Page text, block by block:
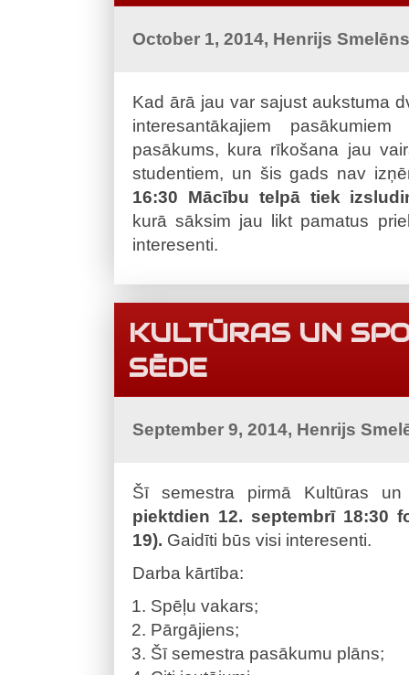
October 1, 2014, Henrijs
Kad ārā jau var sajust aukstuma
interesantākajiem
pasākums, kura rīkošana jau
studentiem, un šis gads nav
16:30 Mācību telpā tiek
kurā sāksim jau likt pamatus
interesenti.
KULTŪRAS UN
SĒDE
September 9, 2014, Henrijs
Šī semestra pirmā Kultūras
piektdien 12. septembrī 18:30
19). Gaidīti būs visi interesenti.
Darba kārtība:
Spēļu vakars;
Pārgājiens;
Šī semestra pasākumu plāns;